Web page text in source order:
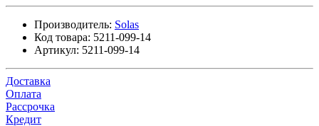
Производитель: Solas
Код товара: 5211-099-14
Артикул: 5211-099-14
Доставка
Оплата
Рассрочка
Кредит